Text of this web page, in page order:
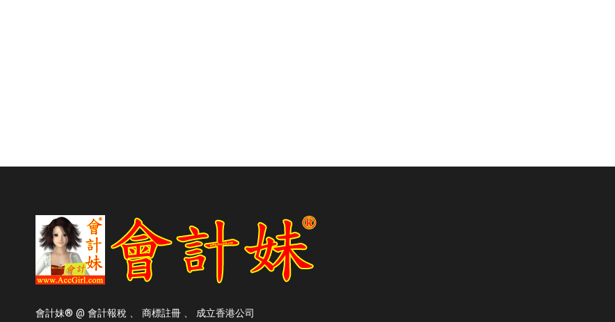
會計妹® @ 會計報稅 、 商標註冊 、 成立香港公司